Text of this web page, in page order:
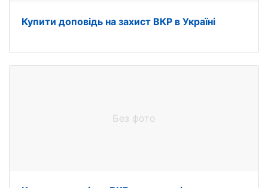
Купити доповідь на захист ВКР в Україні
Без фото